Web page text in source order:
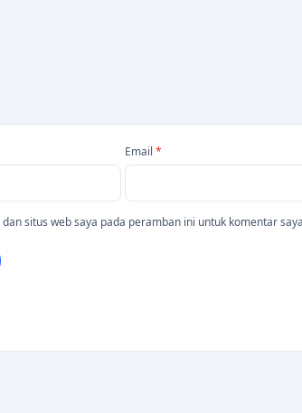
Email *
situs web saya pada peramban ini untuk komentar